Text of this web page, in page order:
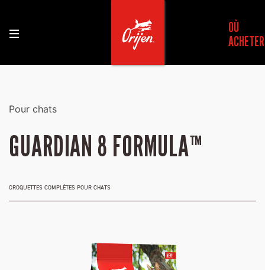
OÙ
ACHETER
Pour chats
GUARDIAN 8 FORMULA™
CROQUETTES COMPLÈTES POUR CHATS